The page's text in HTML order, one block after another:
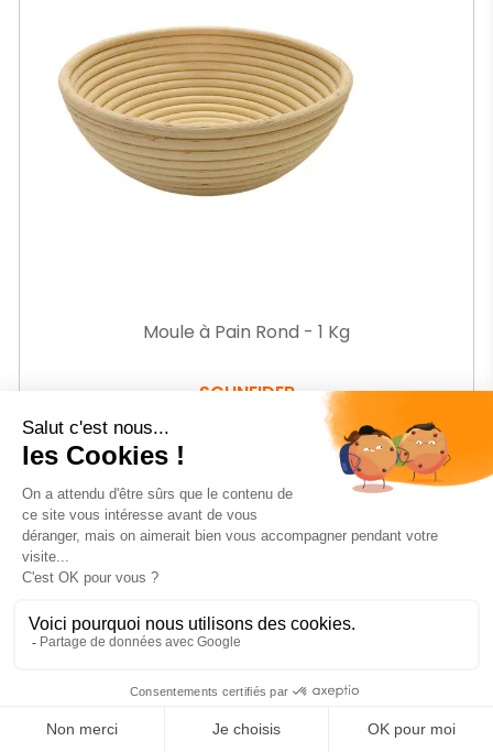
Moule à Pain Rond - 1 Kg
SCHNEIDER
€90HT
-23%
Prix
Prix
base
31,66 € HT 24€14HT